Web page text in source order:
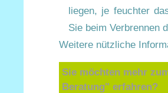
liegen, je feuchter
Sie beim Verbrennen
Weitere nützliche
Sie möchten mehr
Beratung" erfahren?